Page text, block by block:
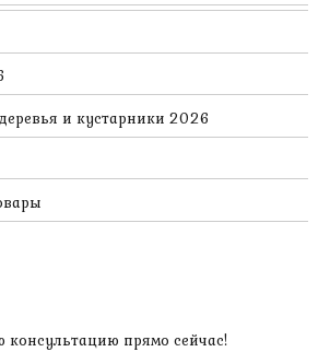
и кустарники 2026
консультацию прямо сейчас!